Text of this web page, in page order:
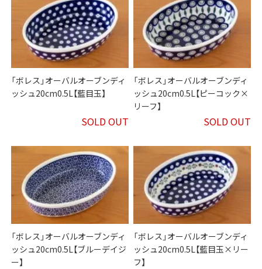
「ボレス」オーバルオーブンディ
ッシュ20cm0.5L【藍目玉】
SOLD OUT
「ボレス」オーバルオーブンディ
ッシュ20cm0.5L【ピーコック×
リーフ】
SOLD OUT
「ボレス」オーバルオーブンディ
ッシュ20cm0.5L【ブルーデイジ
ー】
「ボレス」オーバルオーブンディ
ッシュ20cm0.5L【藍目玉×リー
フ】